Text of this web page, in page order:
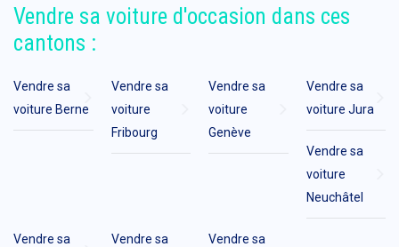
Vendre sa voiture d'occasion dans ces
cantons :
Vendre sa
voiture Berne
Vendre sa
voiture
Fribourg
Vendre sa
voiture
Genève
Vendre sa
voiture Jura
Vendre sa
voiture
Neuchâtel
Vendre sa
Vendre sa
Vendre sa